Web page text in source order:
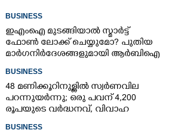
BUSINESS
ഇഎംഐ മുടങ്ങിയാൽ സ്മാർട്ട്
ഫോൺ ലോക്ക് ചെയ്യുമോ? പുതിയ
മാർഗനിർദേശങ്ങളുമായി ആർബിഐ
BUSINESS
48 മണിക്കൂറിനുള്ളിൽ സ്വർണവില
പറന്നുയർന്നു; ഒരു പവന് 4,200
രൂപയുടെ വർദ്ധനവ്, വിവാഹ
BUSINESS